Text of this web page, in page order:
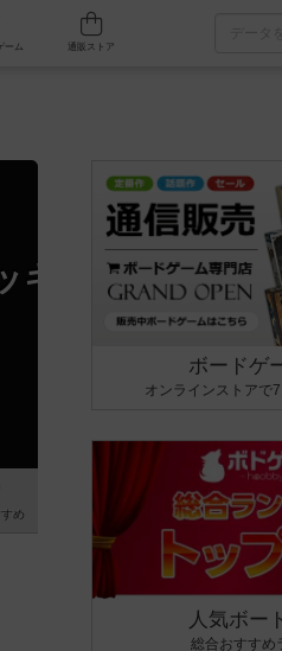
舗 人気ボードゲーム
キビルディン
め
ボードゲ
オンラインストアで
人気ボー
総合おすすめ